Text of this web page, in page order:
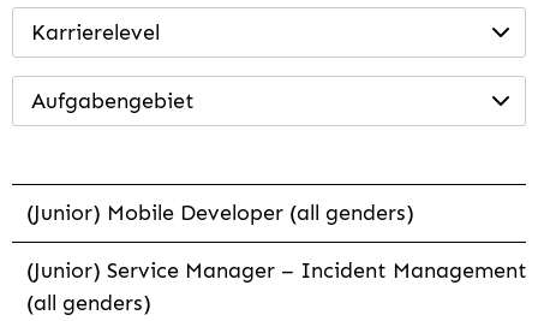
Karrierelevel
Aufgabengebiet
(Junior) Mobile Developer (all genders)
(Junior) Service Manager – Incident Management
(all genders)